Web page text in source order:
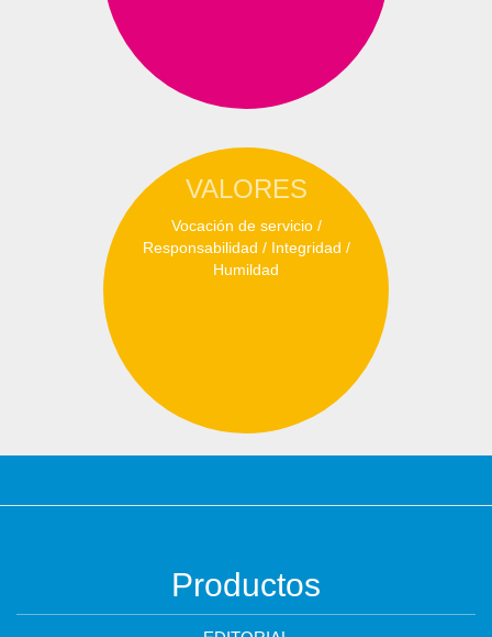
VALORES
Vocación de servicio /
Responsabilidad / Integridad /
Humildad
Productos